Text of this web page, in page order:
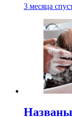
3 месяца
Названы